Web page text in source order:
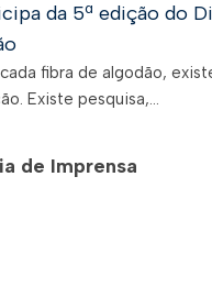
da 5ª edição do
fibra de algodão,
Existe pesquisa,...
de Imprensa